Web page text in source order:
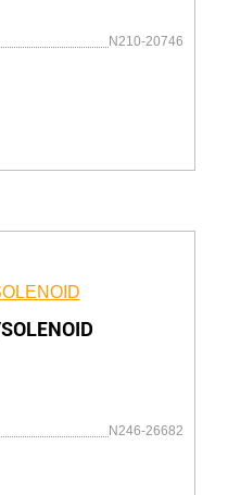
N210-20746
N246-26682